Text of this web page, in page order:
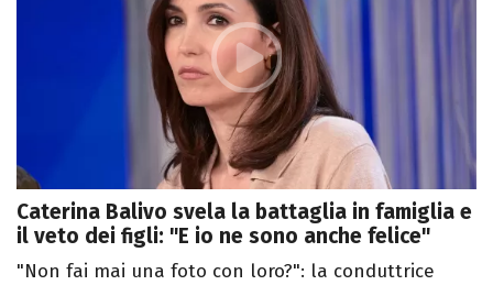
Caterina Balivo svela la battaglia in famiglia e
il veto dei figli: "E io ne sono anche felice"
"Non fai mai una foto con loro?": la conduttrice